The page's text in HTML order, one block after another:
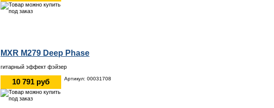
MXR M279 Deep Phase
гитарный эффект фэйзер
10 791 руб Артикул: 00031708